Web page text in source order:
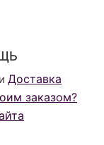
и Доставка
заказом?